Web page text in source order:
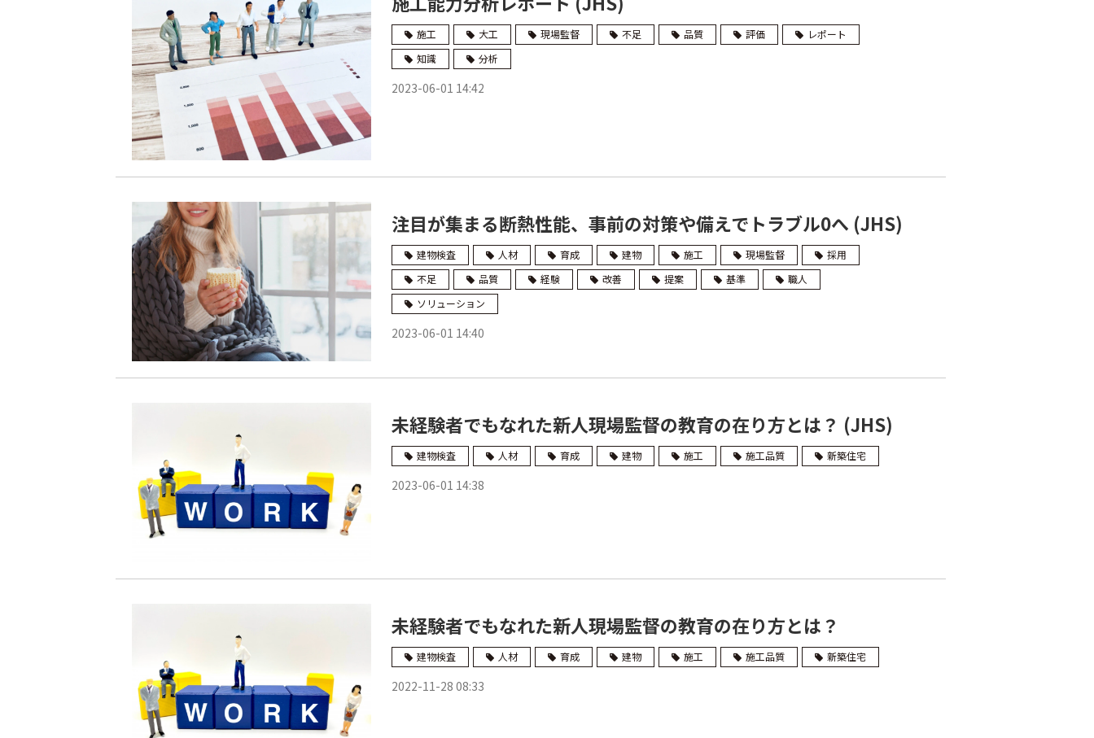
施工 大工 現場監督 不足 品質 評価
レポート
知識
分析
2023-06-01 14:42
注目が集まる断熱性能、事前の対策や備えでトラブル0へ (JHS)
建物検査 人材 育成 建物 施工 現場監督
採用
不足
品質 経験 改善 提案 基準
職人
ソリューション
2023-06-01 14:40
未経験者でもなれた新人現場監督の教育の在り方とは？ (JHS)
建物検査 人材 育成 建物 施工 施工品質 新築住宅
2023-06-01 14:38
未経験者でもなれた新人現場監督の教育の在り方とは？
建物検査 人材 育成 建物 施工 施工品質 新築住宅
2022-11-28 08:33